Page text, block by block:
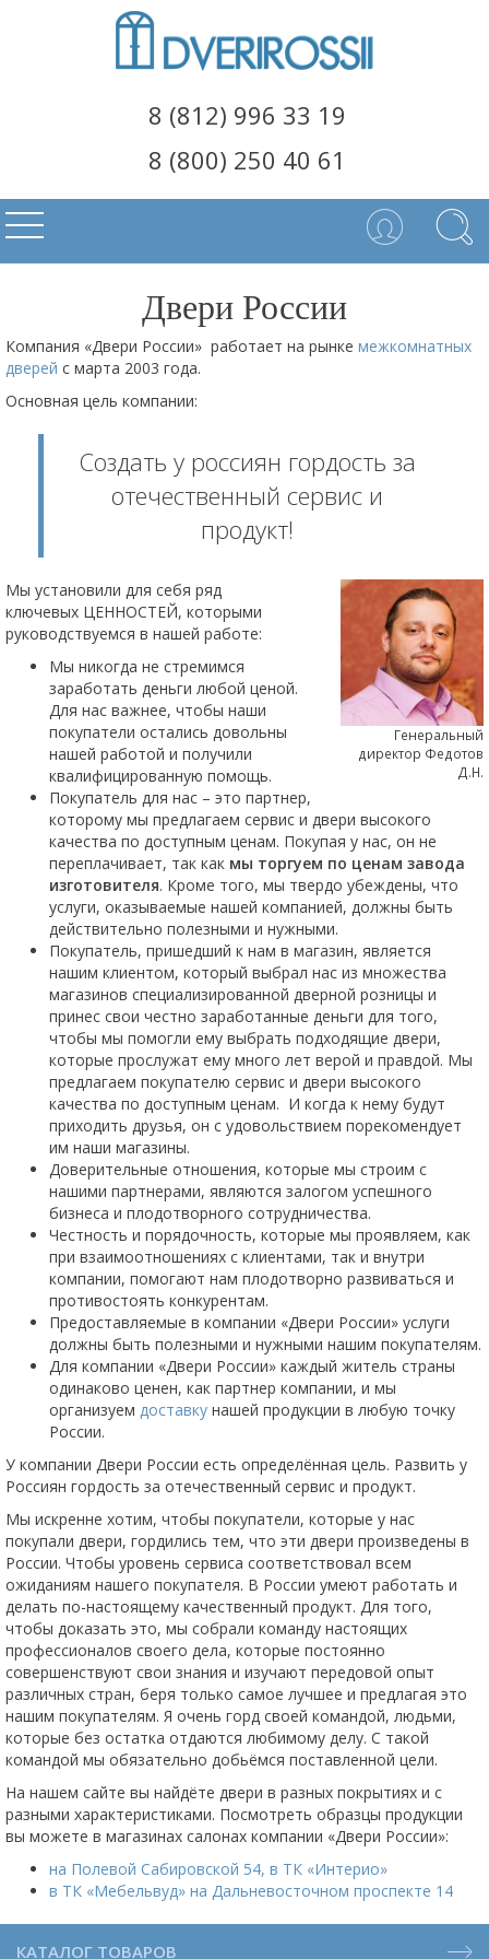
8 (812) 996 33 19
8 (800) 250 40 61
Двери России
Компания «Двери России» работает на рынке межкомнатных
дверей с марта 2003 года.
Основная цель компании:
Создать у россиян гордость за
отечественный сервис и
продукт!
Генеральный
директор Федотов
Д.Н.
Мы установили для себя ряд
ключевых ЦЕННОСТЕЙ, которыми
руководствуемся в нашей работе:
Мы никогда не стремимся
заработать деньги любой ценой.
Для нас важнее, чтобы наши
покупатели остались довольны
нашей работой и получили
квалифицированную помощь.
Покупатель для нас – это партнер,
которому мы предлагаем сервис и двери высокого
качества по доступным ценам. Покупая у нас, он не
переплачивает, так как мы торгуем по ценам завода
изготовителя. Кроме того, мы твердо убеждены, что
услуги, оказываемые нашей компанией, должны быть
действительно полезными и нужными.
Покупатель, пришедший к нам в магазин, является
нашим клиентом, который выбрал нас из множества
магазинов специализированной дверной розницы и
принес свои честно заработанные деньги для того,
чтобы мы помогли ему выбрать подходящие двери,
которые прослужат ему много лет верой и правдой. Мы
предлагаем покупателю сервис и двери высокого
качества по доступным ценам. И когда к нему будут
приходить друзья, он с удовольствием порекомендует
им наши магазины.
Доверительные отношения, которые мы строим с
нашими партнерами, являются залогом успешного
бизнеса и плодотворного сотрудничества.
Честность и порядочность, которые мы проявляем, как
при взаимоотношениях с клиентами, так и внутри
компании, помогают нам плодотворно развиваться и
противостоять конкурентам.
Предоставляемые в компании «Двери России» услуги
должны быть полезными и нужными нашим покупателям.
Для компании «Двери России» каждый житель страны
одинаково ценен, как партнер компании, и мы
организуем доставку нашей продукции в любую точку
России.
У компании Двери России есть определённая цель. Развить у
Россиян гордость за отечественный сервис и продукт.
Мы искренне хотим, чтобы покупатели, которые у нас
покупали двери, гордились тем, что эти двери произведены в
России. Чтобы уровень сервиса соответствовал всем
ожиданиям нашего покупателя. В России умеют работать и
делать по-настоящему качественный продукт. Для того,
чтобы доказать это, мы собрали команду настоящих
профессионалов своего дела, которые постоянно
совершенствуют свои знания и изучают передовой опыт
различных стран, беря только самое лучшее и предлагая это
нашим покупателям. Я очень горд своей командой, людьми,
которые без остатка отдаются любимому делу. С такой
командой мы обязательно добьёмся поставленной цели.
На нашем сайте вы найдёте двери в разных покрытиях и с
разными характеристиками. Посмотреть образцы продукции
вы можете в магазинах салонах компании «Двери России»:
на Полевой Сабировской 54, в ТК «Интерио»
в ТК «Мебельвуд» на Дальневосточном проспекте 14
КАТАЛОГ ТОВАРОВ